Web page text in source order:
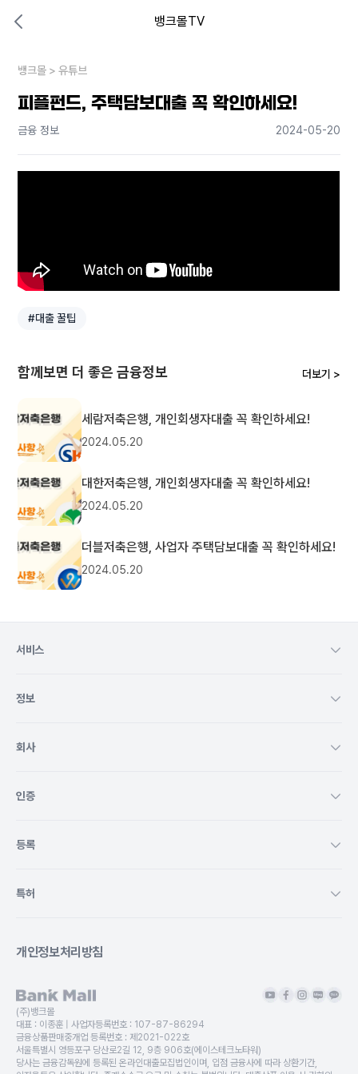
뱅크몰TV
내 상황엔 어떤 방법이 있을까?
뱅크몰 >유튜브
피플펀드, 주택담보대출 꼭 확인하세요!
금융 정보 2024-05-20
#대출 꿀팁
함께보면 더 좋은 금융정보 더보기 >
세람저축은행, 개인회생자대출 꼭 확인하세요!
2024.05.20
대한저축은행, 개인회생자대출 꼭 확인하세요!
2024.05.20
더블저축은행, 사업자 주택담보대출 꼭 확인하세요!
2024.05.20
서비스
정보
회사
인증
등록
특허
개인정보처리방침
(주)뱅크몰
대표 : 이종훈 | 사업자등록번호 : 107-87-86294
금융상품판매중개업 등록번호 : 제2021-022호
서울특별시 영등포구 당산로2길 12, 9층 906호(에이스테크노타워)
당사는 금융감독원에 등록된 온라인대출모집법인이며, 입점 금융사에 따라 상환기간,